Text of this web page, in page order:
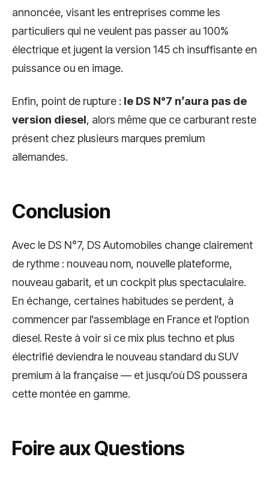
annoncée, visant les entreprises comme les
particuliers qui ne veulent pas passer au 100%
électrique et jugent la version 145 ch insuffisante en
puissance ou en image.
Enfin, point de rupture : le DS N°7 n’aura pas de
version diesel, alors même que ce carburant reste
présent chez plusieurs marques premium
allemandes.
Conclusion
Avec le DS N°7, DS Automobiles change clairement
de rythme : nouveau nom, nouvelle plateforme,
nouveau gabarit, et un cockpit plus spectaculaire.
En échange, certaines habitudes se perdent, à
commencer par l’assemblage en France et l’option
diesel. Reste à voir si ce mix plus techno et plus
électrifié deviendra le nouveau standard du SUV
premium à la française — et jusqu’où DS poussera
cette montée en gamme.
Foire aux Questions